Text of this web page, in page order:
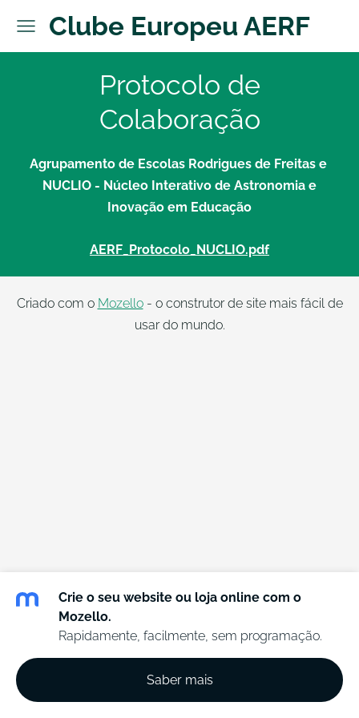
Clube Europeu AERF
Protocolo de
Colaboração
Agrupamento de Escolas Rodrigues de Freitas e
NUCLIO - Núcleo Interativo de Astronomia e
Inovação em Educação
AERF_Protocolo_NUCLIO.pdf
Criado com o Mozello- o construtor de site mais fácil de
usar do mundo.
Crie o seu website ou loja online com o
Mozello.
Rapidamente, facilmente, sem programação.
Saber mais